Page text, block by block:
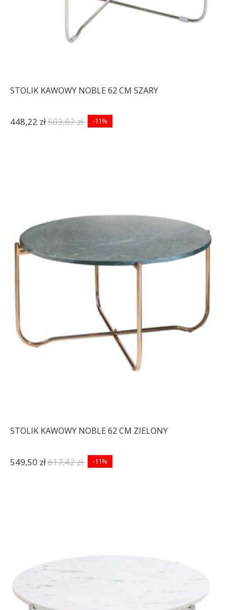
STOLIK KAWOWY NOBLE 62 CM SZARY
448,22 zł503,62 zł -11%
STOLIK KAWOWY NOBLE 62 CM ZIELONY
549,50 zł617,42 zł -11%